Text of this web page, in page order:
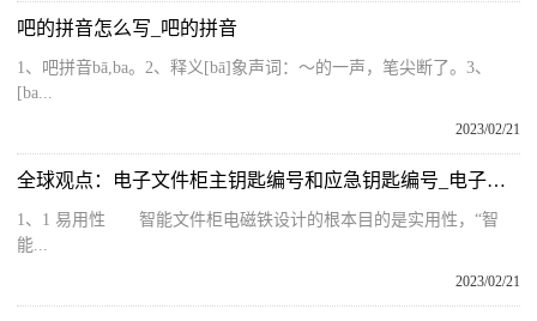
吧的拼音怎么写_吧的拼音
1、吧拼音bā,ba。2、释义[bā]象声词：～的一声，笔尖断了。3、
[ba...
2023/02/21
全球观点：电子文件柜主钥匙编号和应急钥匙编号_电子文件柜
1、1 易用性 智能文件柜电磁铁设计的根本目的是实用性，“智
能...
2023/02/21